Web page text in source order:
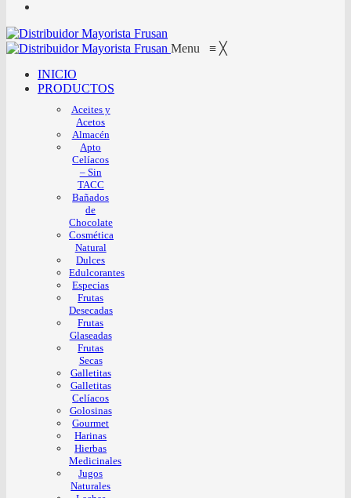
Menu ≡ ╳
INICIO
PRODUCTOS
Aceites y
Acetos
Almacén
Apto
Celíacos
– Sin
TACC
Bañados
de
Chocolate
Cosmética
Natural
Dulces
Edulcorantes
Especias
Frutas
Desecadas
Frutas
Glaseadas
Frutas
Secas
Galletitas
Galletitas
Celíacos
Golosinas
Gourmet
Harinas
Hierbas
Medicinales
Jugos
Naturales